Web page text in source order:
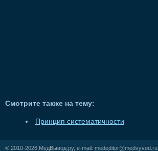
Смотрите также на тему:
Принцип систематичности
© 2010-2026 МедВывод.ру, e-mail: mededitor@medvyvod.ru